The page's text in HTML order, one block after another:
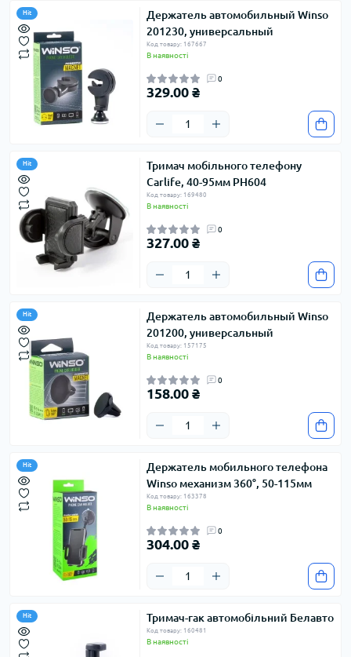
Hit
Держатель автомобильный Winso
201230, универсальный
Код товару: 167667
В наявності
0
329.00 ₴
Hit
Тримач мобільного телефону
Carlife, 40-95мм PH604
Код товару: 169480
В наявності
0
327.00 ₴
Hit
Держатель автомобильный Winso
201200, универсальный
Код товару: 157175
В наявності
0
158.00 ₴
Hit
Держатель мобильного телефона
Winso механизм 360°, 50-115мм
Код товару: 163378
В наявності
0
304.00 ₴
Hit Тримач-гак автомобільний Белавто
Код товару: 160481
В наявності